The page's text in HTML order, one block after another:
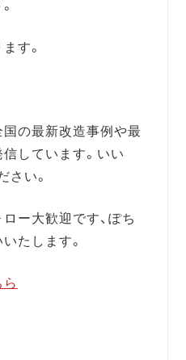
す。
の最新改造事例や最
しています。いい
さい。
ー大歓迎です、ぽち
たします。